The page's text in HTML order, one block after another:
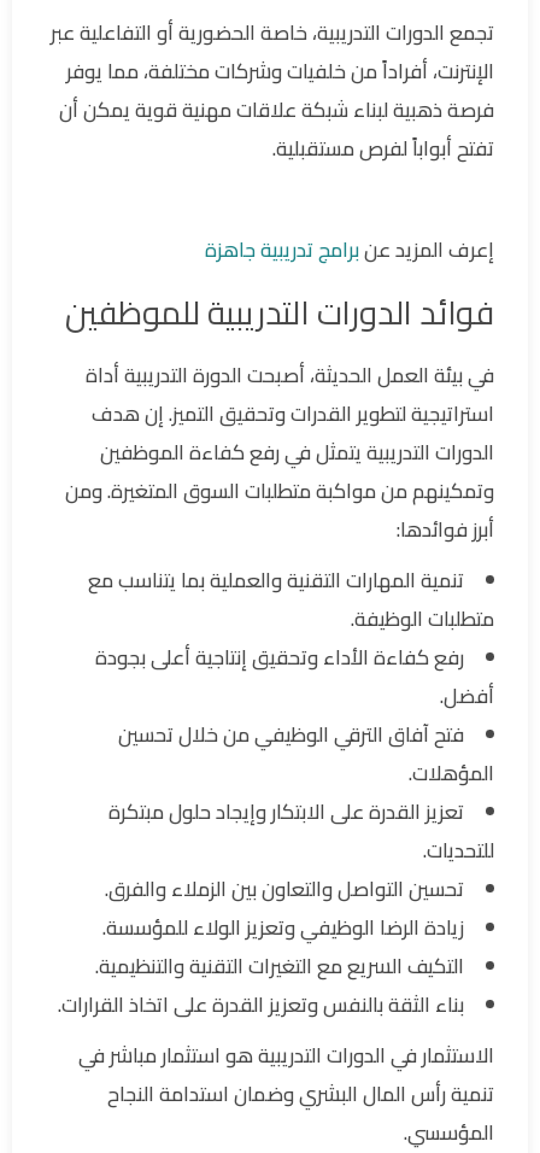
تجمع الدورات التدريبية، خاصة الحضورية أو التفاعلية عبر
الإنترنت، أفراداً من خلفيات وشركات مختلفة، مما يوفر
فرصة ذهبية لبناء شبكة علاقات مهنية قوية يمكن أن
تفتح أبواباً لفرص مستقبلية.
إعرف المزيد عنبرامج تدريبية جاهزة
فوائد الدورات التدريبية للموظفين
في بيئة العمل الحديثة، أصبحت الدورة التدريبية أداة
استراتيجية لتطوير القدرات وتحقيق التميز. إن هدف
الدورات التدريبية يتمثل في رفع كفاءة الموظفين
وتمكينهم من مواكبة متطلبات السوق المتغيرة. ومن
أبرز فوائدها:
تنمية المهارات التقنية والعملية بما يتناسب مع
متطلبات الوظيفة.
رفع كفاءة الأداء وتحقيق إنتاجية أعلى بجودة
أفضل.
فتح آفاق الترقي الوظيفي من خلال تحسين
المؤهلات.
تعزيز القدرة على الابتكار وإيجاد حلول مبتكرة
للتحديات.
تحسين التواصل والتعاون بين الزملاء والفرق.
زيادة الرضا الوظيفي وتعزيز الولاء للمؤسسة.
التكيف السريع مع التغيرات التقنية والتنظيمية.
بناء الثقة بالنفس وتعزيز القدرة على اتخاذ القرارات.
الاستثمار في الدورات التدريبية هو استثمار مباشر في
تنمية رأس المال البشري وضمان استدامة النجاح
المؤسسي.